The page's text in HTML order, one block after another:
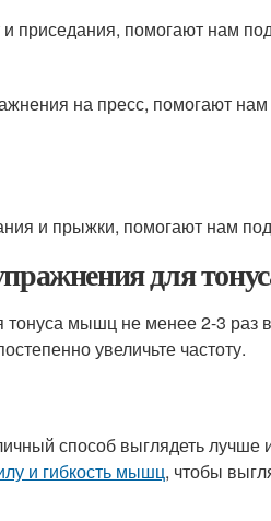
и приседания, помогают нам
на пресс, помогают
и прыжки, помогают нам
для
тонуса мышц не менее 2-3 раз
увеличьте частоту.
способ выглядеть лучше
и гибкость мышц, чтобы